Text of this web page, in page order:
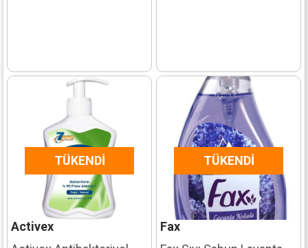
TÜKENDI
Activex
TÜKENDI
Fax